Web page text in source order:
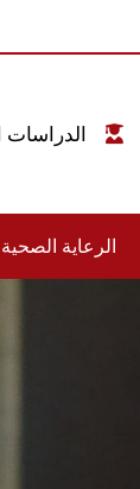
الرعاية الصحية